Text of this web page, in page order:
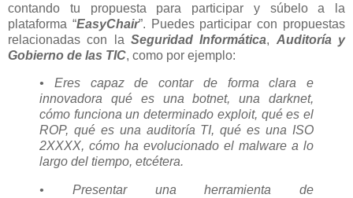
contando tu propuesta para participar y súbelo a la
plataforma “EasyChair”. Puedes participar con propuestas
relacionadas con la Seguridad Informática, Auditoría y
Gobierno de las TIC, como por ejemplo:
• Eres capaz de contar de forma clara e
innovadora qué es una botnet, una darknet,
cómo funciona un determinado exploit, qué es el
ROP, qué es una auditoría TI, qué es una ISO
2XXXX, cómo ha evolucionado el malware a lo
largo del tiempo, etcétera.
• Presentar una herramienta de